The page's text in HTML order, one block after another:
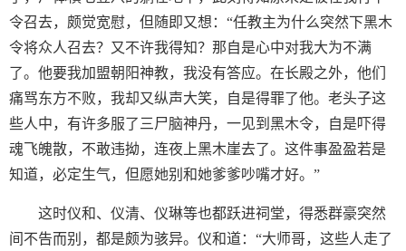
令召去，颇觉宽慰，但随即又想：“任教主为什么突然下黑木
令将众人召去？又不许我得知？那自是心中对我大为不满
了。他要我加盟朝阳神教，我没有答应。在长殿之外，他们
痛骂东方不败，我却又纵声大笑，自是得罪了他。老头子这
些人中，有许多服了三尸脑神丹，一见到黑木令，自是吓得
魂飞魄散，不敢违拗，连夜上黑木崖去了。这件事盈盈若是
知道，必定生气，但愿她别和她爹爹吵嘴才好。”
这时仪和、仪清、仪琳等也都跃进祠堂，得悉群豪突然
间不告而别，都是颇为骇异。仪和道：“大师哥，这些人走了